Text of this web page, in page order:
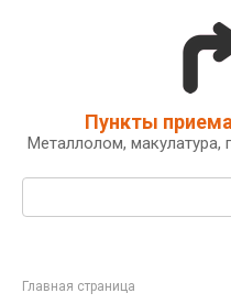
Пункты
Металлолом, макулатура,
Поиск:
Главная страница